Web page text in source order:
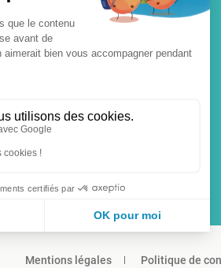
Mentions légales Politique de